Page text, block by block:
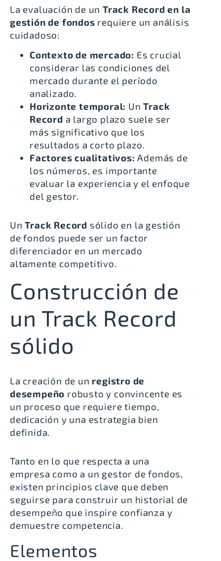
La evaluación de un Track Record en la
gestión de fondos requiere un análisis
cuidadoso:
Contexto de mercado: Es crucial
considerar las condiciones del
mercado durante el período
analizado.
Horizonte temporal: UnTrack
Record a largo plazo suele ser
más significativo que los
resultados a corto plazo.
Factores cualitativos:Además de
los números, es importante
evaluar la experiencia y el enfoque
del gestor.
UnTrack Record sólido en la gestión
de fondos puede ser un factor
diferenciador en un mercado
altamente competitivo.
Construcción de
un Track Record
sólido
La creación de un registro de
desempeño robusto y convincente es
un proceso que requiere tiempo,
dedicación y una estrategia bien
definida.
Tanto en lo que respecta a una
empresa como a un gestor de fondos,
existen principios clave que deben
seguirse para construir un historial de
desempeño que inspire confianza y
demuestre competencia.
Elementos